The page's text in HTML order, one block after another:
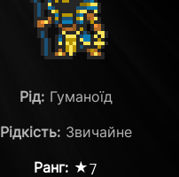
Рід: Гуманоїд
Рідкість: Звичайне
Ранг: ★7